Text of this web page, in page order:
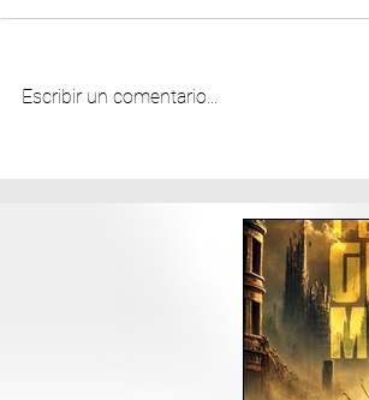
Escribir un comentario...